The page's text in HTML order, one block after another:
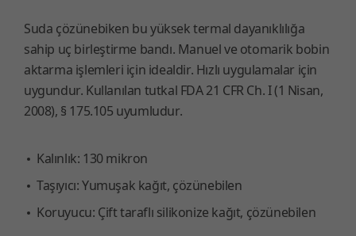
Suda çözünebiken bu yüksek termal dayanıklılığa
sahip uç birleştirme bandı. Manuel ve otomarik bobin
aktarma işlemleri için idealdir. Hızlı uygulamalar için
uygundur. Kullanılan tutkal FDA 21 CFR Ch. I (1 Nisan,
2008), § 175.105 uyumludur.
Kalınlık: 130 mikron
Taşıyıcı: Yumuşak kağıt, çözünebilen
Koruyucu: Çift taraflı silikonize kağıt, çözünebilen